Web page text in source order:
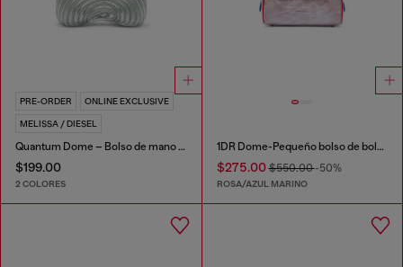
PRE-ORDER ONLINE EXCLUSIVE
MELISSA / DIESEL
Quantum Dome – Bolso de mano en Melflex®
$199.00
2 COLORES
1DR Dome-Pequeño bolso de bolos con estampado animal
$275.00$550.00-50%
ROSA/AZUL MARINO